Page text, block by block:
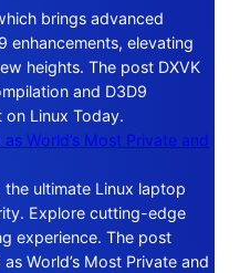
brings advanced
enhancements, elevating
heights. The post DXVK
and D3D9
Linux Today.
World’s Most Private and
the ultimate Linux laptop
Explore cutting-edge
experience. The post
World’s Most Private and